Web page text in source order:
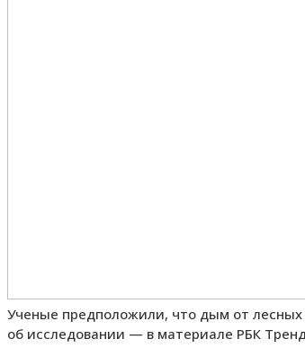
Ученые предположили, что дым от лесных
об исследовании — в материале РБК